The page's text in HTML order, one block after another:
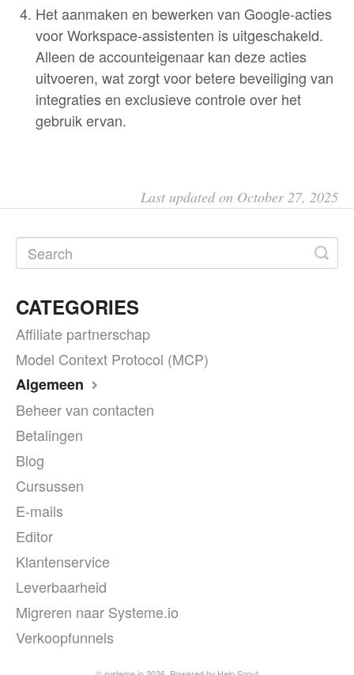
Het aanmaken en bewerken van Google-acties
voor Workspace-assistenten is uitgeschakeld.
Alleen de accounteigenaar kan deze acties
uitvoeren, wat zorgt voor betere beveiliging van
integraties en exclusieve controle over het
gebruik ervan.
Last updated on October 27, 2025
CATEGORIES
Affiliate partnerschap
Model Context Protocol (MCP)
Algemeen
Beheer van contacten
Betalingen
Blog
Cursussen
E-mails
Editor
Klantenservice
Leverbaarheid
Migreren naar Systeme.io
Verkoopfunnels